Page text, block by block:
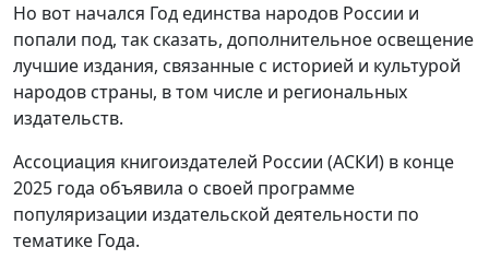
Но вот начался Год единства народов России и
попали под, так сказать, дополнительное освещение
лучшие издания, связанные с историей и культурой
народов страны, в том числе и региональных
издательств.
Ассоциация книгоиздателей России (АСКИ) в конце
2025 года объявила о своей программе
популяризации издательской деятельности по
тематике Года.